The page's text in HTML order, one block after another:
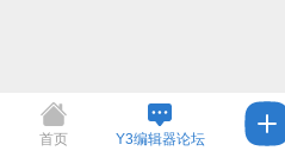
首页 Y3编辑器论坛